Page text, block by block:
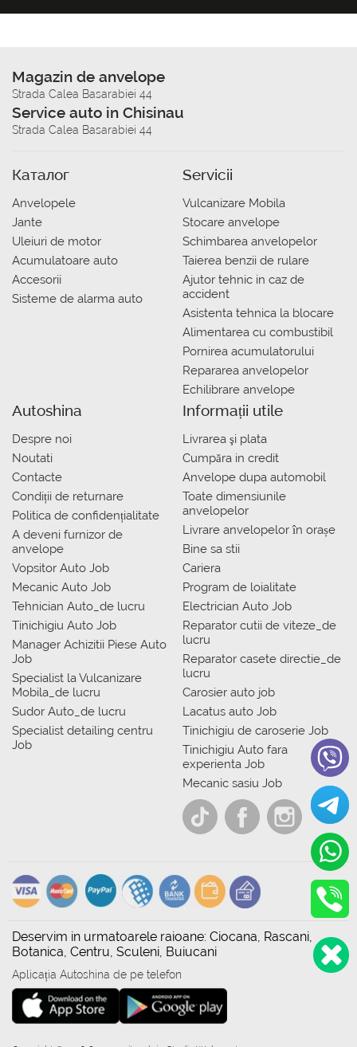
Magazin de anvelope
Strada Calea Basarabiei 44
Service auto in Chisinau
Strada Calea Basarabiei 44
Каталог
Anvelopele
Jante
Uleiuri de motor
Acumulatoare auto
Accesorii
Sisteme de alarma auto
Servicii
Vulcanizare Mobila
Stocare anvelope
Schimbarea anvelopelor
Taierea benzii de rulare
Ajutor tehnic in caz de
accident
Asistenta tehnica la blocare
Alimentarea cu combustibil
Pornirea acumulatorului
Repararea anvelopelor
Echilibrare anvelope
Autoshina
Despre noi
Noutati
Contacte
Condiții de returnare
Politica de confidențialitate
A deveni furnizor de
anvelope
Vopsitor Auto Job
Mecanic Auto Job
Tehnician Auto_de lucru
Tinichigiu Auto Job
Manager Achizitii Piese Auto
Job
Specialist la Vulcanizare
Mobila_de lucru
Sudor Auto_de lucru
Specialist detailing centru
Job
Informații utile
Livrarea şi plata
Сumpăra in credit
Anvelope dupa automobil
Toate dimensiunile
anvelopelor
Livrare anvelopelor în orașe
Bine sa stii
Cariera
Program de loialitate
Electrician Auto Job
Reparator cutii de viteze_de
lucru
Reparator casete directie_de
lucru
Carosier auto job
Lacatus auto Job
Tinichigiu de caroserie Job
Tinichigiu Auto fara
experienta Job
Mecanic sasiu Job
Deservim in urmatoarele raioane: Ciocana, Rascani,
Botanica, Centru, Sculeni, Buiucani
Aplicația Autoshina de pe telefon